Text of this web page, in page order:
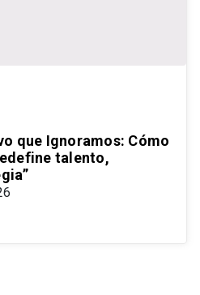
que Ignoramos: Cómo
talento,